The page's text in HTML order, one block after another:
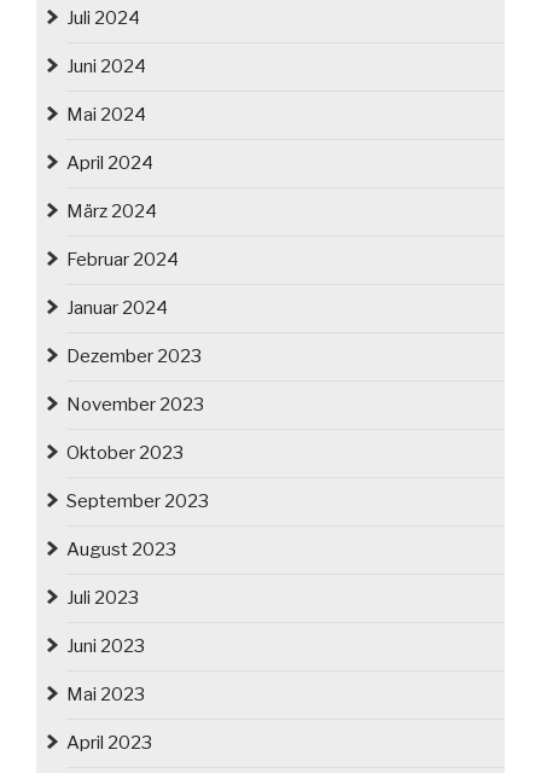
Juli 2024
Juni 2024
Mai 2024
April 2024
März 2024
Februar 2024
Januar 2024
Dezember 2023
November 2023
Oktober 2023
September 2023
August 2023
Juli 2023
Juni 2023
Mai 2023
April 2023